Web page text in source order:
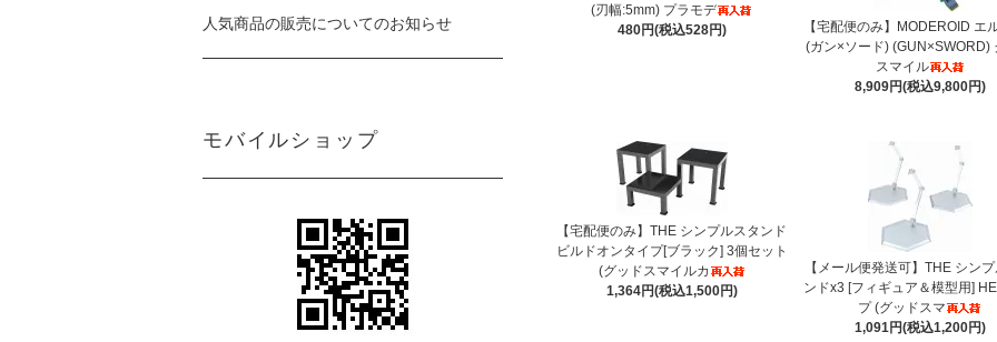
(刃幅:5mm) プラモデ
480円(税込528円)
【宅配便のみ】MODEROID エ
(ガン×ソード) (GUN×SWORD)
スマイル
8,909円(税込9,800円)
【宅配便のみ】THE シンプルスタンド
ビルドオンタイプ[ブラック] 3個セット
(グッドスマイルカ
1,364円(税込1,500円)
【メール便発送可】THE シン
ンドx3 [フィギュア＆模型用]
プ (グッドスマ
1,091円(税込1,200円)
人気商品の販売についてのお知らせ
モバイルショップ